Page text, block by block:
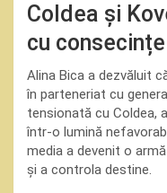
Coldea și
cu
Alina Bica a dezvăluit
în parteneriat cu
tensionată cu Coldea,
într-o lumină
media a devenit o
și a controla destine.